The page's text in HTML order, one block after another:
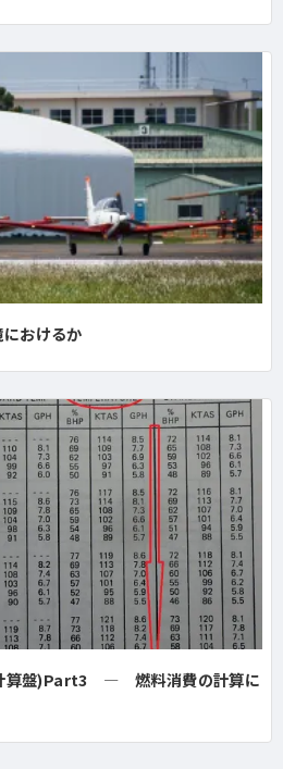
おけるか
盤)Part3 ― 燃料消費の計算に